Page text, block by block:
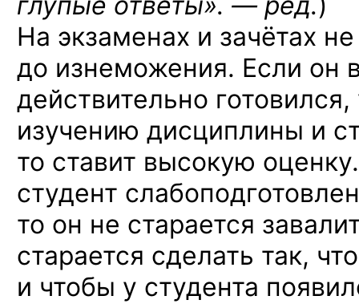
На экзаменах и зачётах
до изнеможения. Если он
действительно
изучению дисциплины и
то ставит высокую
студент
то он не старается
старается сделать так,
и чтобы у студента